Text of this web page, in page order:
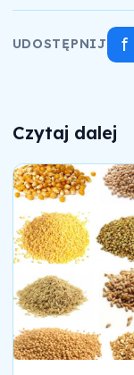
UDOSTĘPNIJ f
Czytaj dalej